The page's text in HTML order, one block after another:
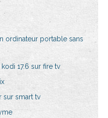
ordinateur portable sans
17.6 sur fire tv
sur smart tv